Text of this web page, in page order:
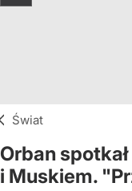
Świat
Orban
i Muskiem.